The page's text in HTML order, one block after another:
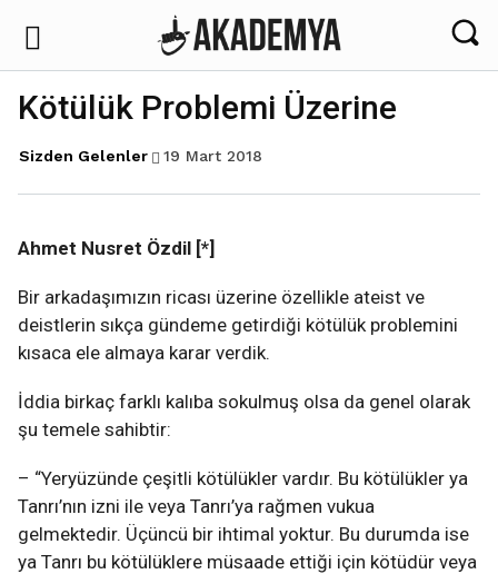
Kötülük Problemi Üzerine
Sizden Gelenler 19 Mart 2018
Ahmet Nusret Özdil [*]
Bir arkadaşımızın ricası üzerine özellikle ateist ve
deistlerin sıkça gündeme getirdiği kötülük problemini
kısaca ele almaya karar verdik.
İddia birkaç farklı kalıba sokulmuş olsa da genel olarak
şu temele sahibtir:
– “Yeryüzünde çeşitli kötülükler vardır. Bu kötülükler ya
Tanrı’nın izni ile veya Tanrı’ya rağmen vukua
gelmektedir. Üçüncü bir ihtimal yoktur. Bu durumda ise
ya Tanrı bu kötülüklere müsaade ettiği için kötüdür veya